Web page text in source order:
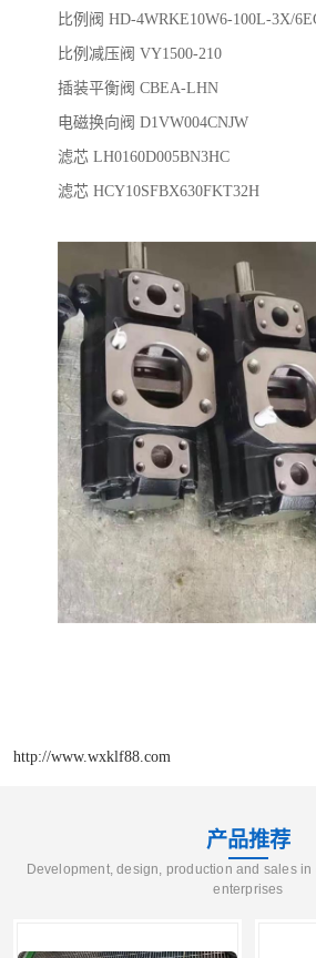
比例阀 HD-4WRKE10W6-100L-3X/
比例减压阀 VY1500-210
插装平衡阀 CBEA-LHN
电磁换向阀 D1VW004CNJW
滤芯 LH0160D005BN3HC
滤芯 HCY10SFBX630FKT32H
http://www.wxklf88.com
产品推荐
Development, design, production and sales
enterprises